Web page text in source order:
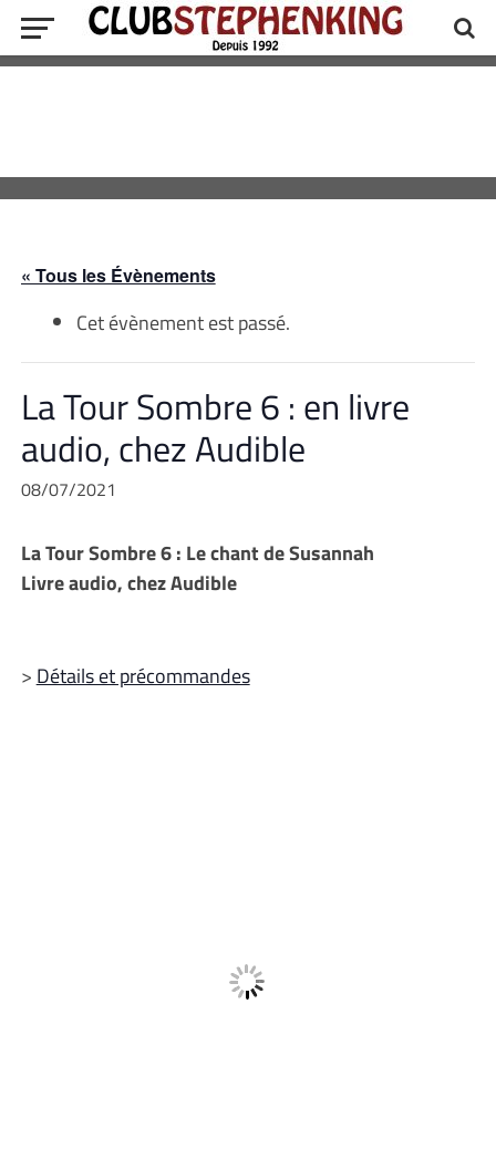
« Tous les Évènements
Cet évènement est passé.
La Tour Sombre 6 : en livre
audio, chez Audible
08/07/2021
La Tour Sombre 6 : Le chant de Susannah
Livre audio, chez Audible
> Détails et précommandes